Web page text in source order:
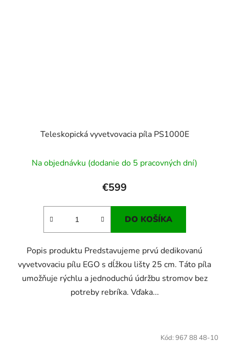
Teleskopická vyvetvovacia píla PS1000E
Na objednávku (dodanie do 5 pracovných dní)
€599
DO KOŠÍKA
Popis produktu Predstavujeme prvú dedikovanú
vyvetvovaciu pílu EGO s dĺžkou lišty 25 cm. Táto píla
umožňuje rýchlu a jednoduchú údržbu stromov bez
potreby rebríka. Vďaka...
Kód: 967 88 48-10